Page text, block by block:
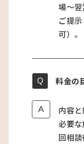
場〜
ご提
可）。
料金の
内容と
必要
回相